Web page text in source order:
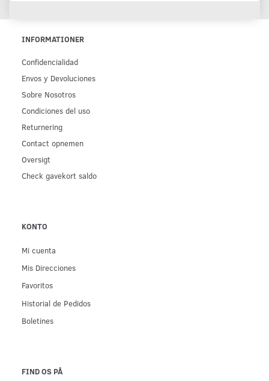
INFORMATIONER
Confidencialidad
Env­os y Devoluciones
Sobre Nosotros
Condiciones del uso
Returnering
Contact opnemen
Oversigt
Check gavekort saldo
KONTO
Mi cuenta
Mis Direcciones
Favoritos
Historial de Pedidos
Boletines
FIND OS PÅ